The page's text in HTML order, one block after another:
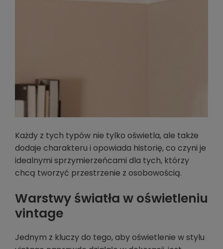
Każdy z tych typów nie tylko oświetla, ale także
dodaje charakteru i opowiada historię, co czyni je
idealnymi sprzymierzeńcami dla tych, którzy
chcą tworzyć przestrzenie z osobowością.
Warstwy światła w oświetleniu
vintage
Jednym z kluczy do tego, aby oświetlenie w stylu